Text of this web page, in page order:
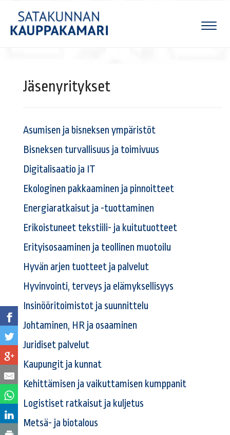
Jäsenyritykset
Asumisen ja bisneksen ympäristöt
Bisneksen turvallisuus ja toimivuus
Digitalisaatio ja IT
Ekologinen pakkaaminen ja pinnoitteet
Energiaratkaisut ja -tuottaminen
Erikoistuneet tekstiili- ja kuitutuotteet
Erityisosaaminen ja teollinen muotoilu
Hyvän arjen tuotteet ja palvelut
Hyvinvointi, terveys ja elämyksellisyys
Insinööritoimistot ja suunnittelu
Johtaminen, HR ja osaaminen
Juridiset palvelut
Kaupungit ja kunnat
Kehittämisen ja vaikuttamisen kumppanit
Logistiset ratkaisut ja kuljetus
Metsä- ja biotalous